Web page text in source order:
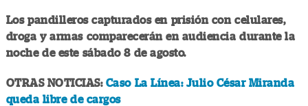
Los pandilleros capturados en prisión con celulares,
droga y armas comparecerán en audiencia durante la
noche de este sábado 8 de agosto.
OTRAS NOTICIAS: Caso La Línea: Julio César Miranda
queda libre de cargos